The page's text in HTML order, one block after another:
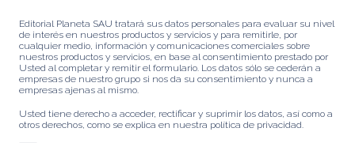
Editorial Planeta SAU tratará sus datos personales para evaluar su nivel
de interés en nuestros productos y servicios y para remitirle, por
cualquier medio, información y comunicaciones comerciales sobre
nuestros productos y servicios, en base al consentimiento prestado por
Usted al completar y remitir el formulario. Los datos sólo se cederán a
empresas de nuestro grupo si nos da su consentimiento y nunca a
empresas ajenas al mismo.
Usted tiene derecho a acceder, rectificar y suprimir los datos, así como a
otros derechos, como se explica en nuestra política de privacidad.